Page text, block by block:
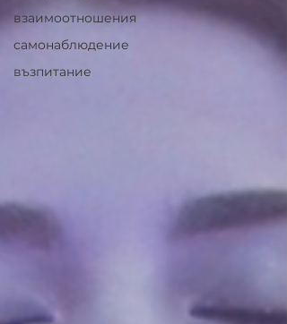
взаимоотношения
самонаблюдение
възпитание